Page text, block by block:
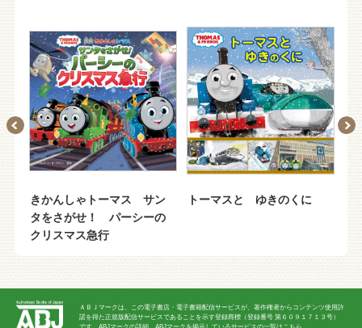
きかんしゃトーマス サン
タをさがせ！ パーシーの
クリスマス急行
トーマスと ゆきのくに
ＡＢＪマークは、この電子書店・電子書籍配信サービスが、著作権者からコンテンツ使用許
諾を得た正規版配信サービスであることを示す登録商標（登録番号 第６０９１７１３号）